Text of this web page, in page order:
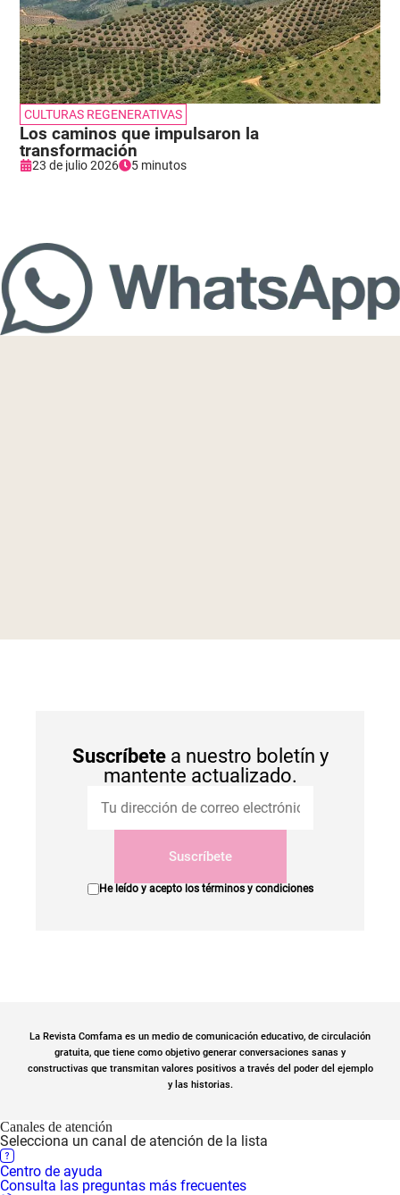
CULTURAS REGENERATIVAS
Los caminos que impulsaron la
transformación
23 de julio 2026 5 minutos
Suscríbetea nuestro boletín y
mantente actualizado.
Suscríbete
He leído y acepto los términos y condiciones
La Revista Comfama es un medio de comunicación educativo, de circulación
gratuita, que tiene como objetivo generar conversaciones sanas y
constructivas que transmitan valores positivos a través del poder del ejemplo
y las historias.
Canales de atención
Selecciona un canal de atención de la lista
Centro de ayuda
Consulta las preguntas más frecuentes